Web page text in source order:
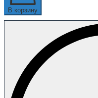
В корзину